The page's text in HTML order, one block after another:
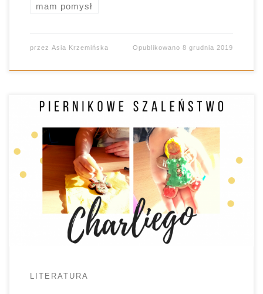
mam pomysł
przez Asia Krzemińska Opublikowano8 grudnia 2019
szkole podstawowej? Za wszystkie szaleństwa,
które mogę realizować w ramach zajęć! W myśl
zasady: im starsi uczniowie, tym mniej
spektakularnych aktywności można podejmować
😉 lekturowe szaleństwa “Charlie i fabryka
czekolady”. Jedna z moich ulubionych lektur. Nic
więc dziwnego, że po raz […]
LITERATURA